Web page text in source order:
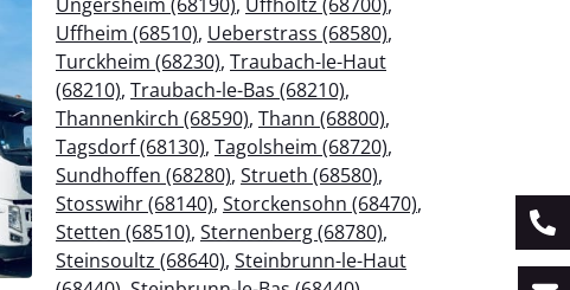
Uffheim (68510), Ueberstrass (68580),
Turckheim (68230), Traubach-le-Haut
(68210), Traubach-le-Bas (68210),
Thannenkirch (68590), Thann (68800),
Tagsdorf (68130), Tagolsheim (68720),
Sundhoffen (68280), Strueth (68580),
Stosswihr (68140), Storckensohn (68470),
Stetten (68510), Sternenberg (68780),
Steinsoultz (68640), Steinbrunn-le-Haut